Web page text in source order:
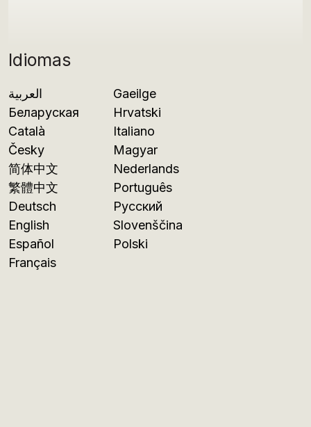
Idiomas
العربية
Беларуская
Català
Česky
简体中文
繁體中文
Deutsch
English
Español
Français
Gaeilge
Hrvatski
Italiano
Magyar
Nederlands
Português
Русский
Slovenščina
Polski